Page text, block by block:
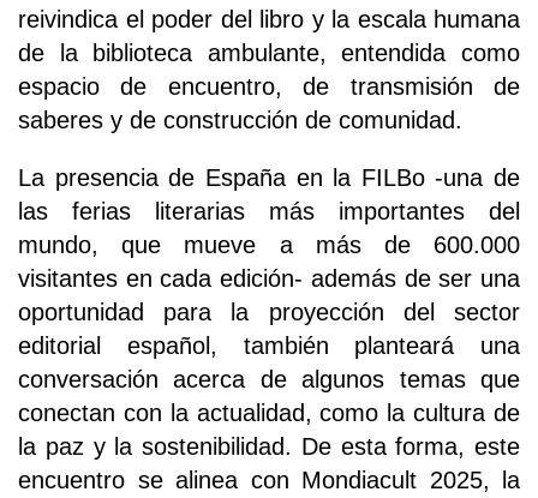
reivindica el poder del libro y la escala humana
de la biblioteca ambulante, entendida como
espacio de encuentro, de transmisión de
saberes y de construcción de comunidad.
La presencia de España en la FILBo -una de
las ferias literarias más importantes del
mundo, que mueve a más de 600.000
visitantes en cada edición- además de ser una
oportunidad para la proyección del sector
editorial español, también planteará una
conversación acerca de algunos temas que
conectan con la actualidad, como la cultura de
la paz y la sostenibilidad. De esta forma, este
encuentro se alinea con Mondiacult 2025, la